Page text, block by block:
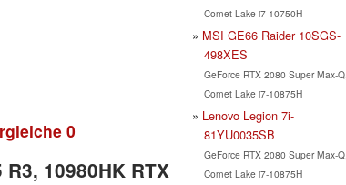
0
10980HK RTX
Comet Lake i7-10750H
MSI GE66 Raider 10SGS-
498XES
GeForce RTX 2080 Super Max-Q,
Comet Lake i7-10875H
Lenovo Legion 7i-
81YU0035SB
GeForce RTX 2080 Super Max-Q,
Comet Lake i7-10875H